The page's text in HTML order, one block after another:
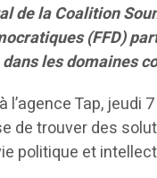
de la Coalition
(FFD)
les domaines
l’agence Tap,
de trouver des
politique et